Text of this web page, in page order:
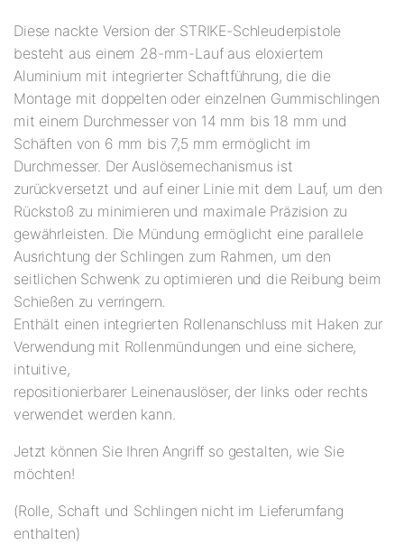
Diese nackte Version der STRIKE-Schleuderpistole
besteht aus einem 28-mm-Lauf aus eloxiertem
Aluminium mit integrierter Schaftführung, die die
Montage mit doppelten oder einzelnen Gummischlingen
mit einem Durchmesser von 14 mm bis 18 mm und
Schäften von 6 mm bis 7,5 mm ermöglicht im
Durchmesser. Der Auslösemechanismus ist
zurückversetzt und auf einer Linie mit dem Lauf, um den
Rückstoß zu minimieren und maximale Präzision zu
gewährleisten. Die Mündung ermöglicht eine parallele
Ausrichtung der Schlingen zum Rahmen, um den
seitlichen Schwenk zu optimieren und die Reibung beim
Schießen zu verringern.
Enthält einen integrierten Rollenanschluss mit Haken zur
Verwendung mit Rollenmündungen und eine sichere,
intuitive,
repositionierbarer Leinenauslöser, der links oder rechts
verwendet werden kann.
Jetzt können Sie Ihren Angriff so gestalten, wie Sie
möchten!
(Rolle, Schaft und Schlingen nicht im Lieferumfang
enthalten)